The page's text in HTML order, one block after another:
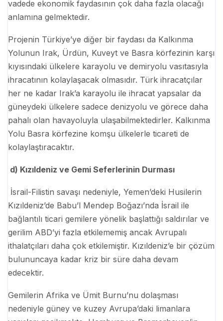
vadede ekonomik faydasının çok daha fazla olacağı
anlamına gelmektedir.
Projenin Türkiye’ye diğer bir faydası da Kalkınma
Yolunun Irak, Ürdün, Kuveyt ve Basra körfezinin karşı
kıyısındaki ülkelere karayolu ve demiryolu vasıtasıyla
ihracatının kolaylaşacak olmasıdır. Türk ihracatçılar
her ne kadar Irak’a karayolu ile ihracat yapsalar da
güneydeki ülkelere sadece denizyolu ve görece daha
pahalı olan havayoluyla ulaşabilmektedirler. Kalkınma
Yolu Basra körfezine komşu ülkelerle ticareti de
kolaylaştıracaktır.
d) Kızıldeniz ve Gemi Seferlerinin Durması
İsrail-Filistin savaşı nedeniyle, Yemen’deki Husilerin
Kızıldeniz’de Babu’l Mendep Boğazı’nda İsrail ile
bağlantılı ticari gemilere yönelik başlattığı saldırılar ve
gerilim ABD’yi fazla etkilememiş ancak Avrupalı
ithalatçıları daha çok etkilemiştir. Kızıldeniz’e bir çözüm
bulununcaya kadar kriz bir süre daha devam
edecektir.
Gemilerin Afrika ve Ümit Burnu’nu dolaşması
nedeniyle güney ve kuzey Avrupa’daki limanlara